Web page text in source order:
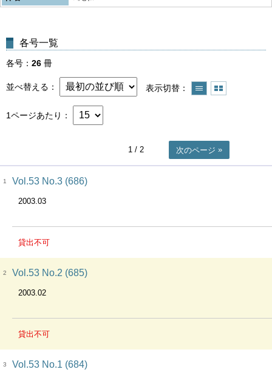
各号一覧
各号 26 冊
並べ替える 表示切替
1ページあたり
1 / 2 次のページ
1 Vol.53 No.3 (686)
2003.03
貸出不可
2 Vol.53 No.2 (685)
2003.02
貸出不可
3 Vol.53 No.1 (684)